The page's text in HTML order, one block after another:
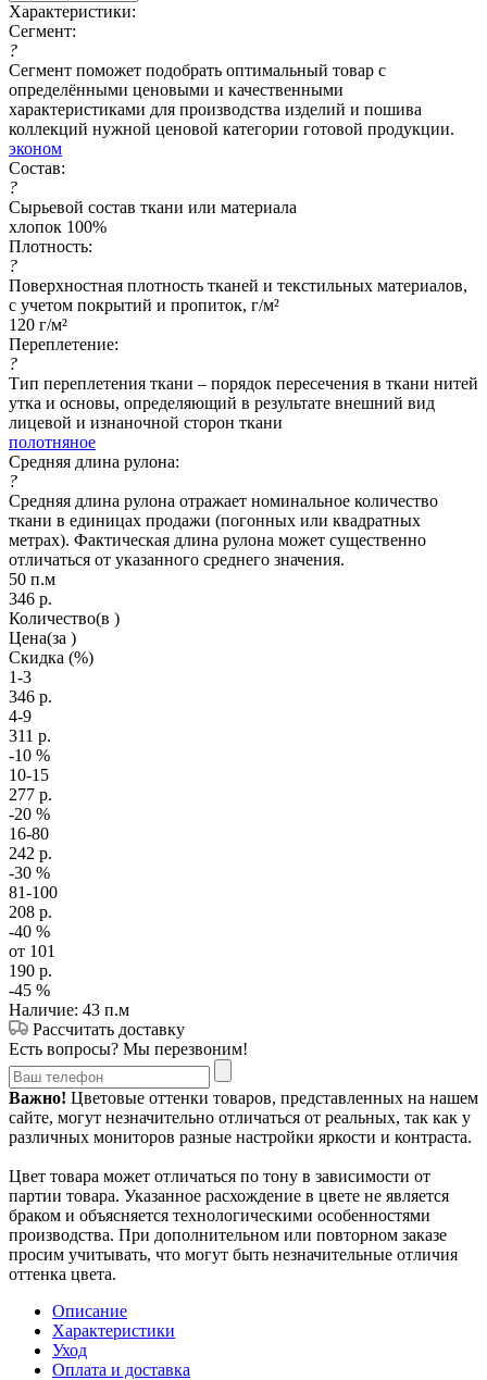
Характеристики:
Сегмент:
?
Сегмент поможет подобрать оптимальный товар с
определёнными ценовыми и качественными
характеристиками для производства изделий и пошива
коллекций нужной ценовой категории готовой продукции.
эконом
Состав:
?
Сырьевой состав ткани или материала
хлопок 100%
Плотность:
?
Поверхностная плотность тканей и текстильных материалов,
с учетом покрытий и пропиток, г/м²
120 г/м²
Переплетение:
?
Тип переплетения ткани – порядок пересечения в ткани нитей
утка и основы, определяющий в результате внешний вид
лицевой и изнаночной сторон ткани
полотняное
Средняя длина рулона:
?
Средняя длина рулона отражает номинальное количество
ткани в единицах продажи (погонных или квадратных
метрах). Фактическая длина рулона может существенно
отличаться от указанного среднего значения.
50 п.м
346 р.
Количество(в )
Цена(за )
Скидка (%)
1-3
346 р.
4-9
311 р.
-10 %
10-15
277 р.
-20 %
16-80
242 р.
-30 %
81-100
208 р.
-40 %
от 101
190 р.
-45 %
Наличие: 43 п.м
Рассчитать доставку
Есть вопросы? Мы перезвоним!
Важно! Цветовые оттенки товаров, представленных на нашем
сайте, могут незначительно отличаться от реальных, так как у
различных мониторов разные настройки яркости и контраста.
Цвет товара может отличаться по тону в зависимости от
партии товара. Указанное расхождение в цвете не является
браком и объясняется технологическими особенностями
производства. При дополнительном или повторном заказе
просим учитывать, что могут быть незначительные отличия
оттенка цвета.
Описание
Характеристики
Уход
Оплата и доставка